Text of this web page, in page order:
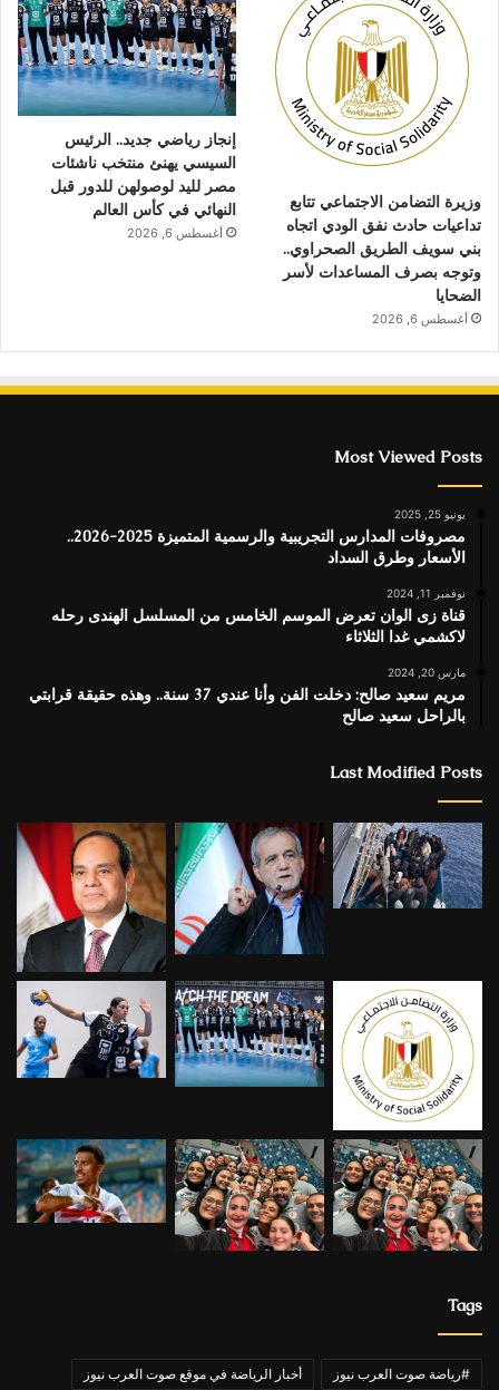
وزيرة التضامن الاجتماعي تتابع
تداعيات حادث نفق الودي اتجاه
بني سويف الطريق الصحراوي..
وتوجه بصرف المساعدات لأسر
الضحايا
أغسطس 6, 2026
إنجاز رياضي جديد.. الرئيس
السيسي يهنئ منتخب ناشئات
مصر لليد لوصولهن للدور قبل
النهائي في كأس العالم
أغسطس 6, 2026
Most Viewed Posts
يونيو 25, 2025
مصروفات المدارس التجريبية والرسمية المتميزة 2025-2026..
الأسعار وطرق السداد
نوفمبر 11, 2024
قناة زى الوان تعرض الموسم الخامس من المسلسل الهندى رحله
لاكشمي غدا الثلاثاء
مارس 20, 2024
مريم سعيد صالح: دخلت الفن وأنا عندي 37 سنة.. وهذه حقيقة قرابتي
بالراحل سعيد صالح
Last Modified Posts
Tags
#رياضة صوت العرب نيوز أخبار الرياضة في موقع صوت العرب نيوز